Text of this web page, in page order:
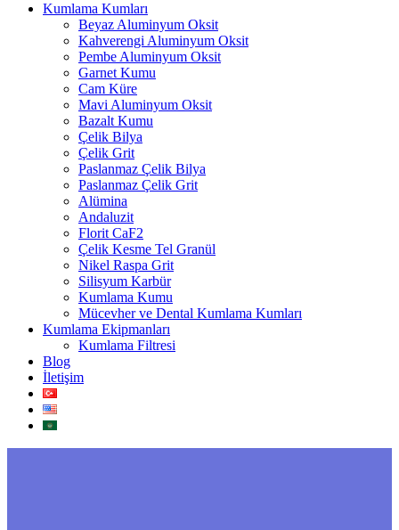
Kumlama Kumları
Beyaz Aluminyum Oksit
Kahverengi Aluminyum Oksit
Pembe Aluminyum Oksit
Garnet Kumu
Cam Küre
Mavi Aluminyum Oksit
Bazalt Kumu
Çelik Bilya
Çelik Grit
Paslanmaz Çelik Bilya
Paslanmaz Çelik Grit
Alümina
Andaluzit
Florit CaF2
Çelik Kesme Tel Granül
Nikel Raspa Grit
Silisyum Karbür
Kumlama Kumu
Mücevher ve Dental Kumlama Kumları
Kumlama Ekipmanları
Kumlama Filtresi
Blog
İletişim